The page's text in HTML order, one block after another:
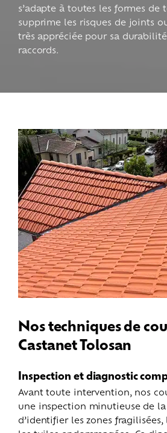
s’adapte à toutes les formes de
supprime les risques de joints
très appréciée pour sa
raccords.
Nos techniques de
Castanet Tolosan
Inspection et diagnostic
Avant toute intervention, nos
une inspection minutieuse de
d’identifier les zones